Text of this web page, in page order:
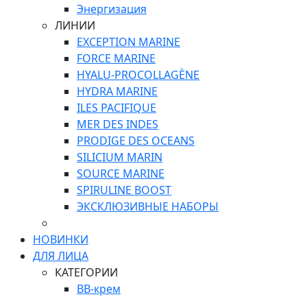
Энергизация
ЛИНИИ
EXCEPTION MARINE
FORCE MARINE
HYALU-PROCOLLAGÈNE
HYDRA MARINE
ILES PACIFIQUE
MER DES INDES
PRODIGE DES OCEANS
SILICIUM MARIN
SOURCE MARINE
SPIRULINE BOOST
ЭКСКЛЮЗИВНЫЕ НАБОРЫ
НОВИНКИ
ДЛЯ ЛИЦА
КАТЕГОРИИ
ВВ-крем